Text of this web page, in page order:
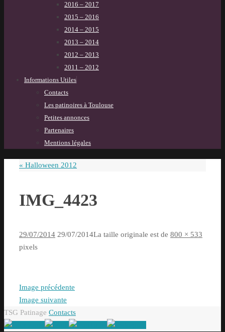
2016 – 2017
2015 – 2016
2014 – 2015
2013 – 2014
2012 – 2013
2011 – 2012
Informations Utiles
Contacts
Les patinoires à Toulouse
Petites annonces
Partenaires
Mentions légales
« Halloween 2012
IMG_4423
29/07/2014 29/07/2014La taille originale est de 800 × 533
pixels
Image précédente
Image suivante
TSG Patinage Contacts